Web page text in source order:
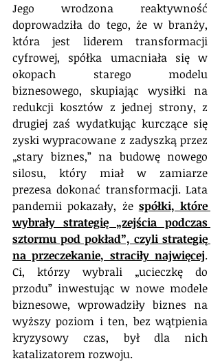
Jego wrodzona reaktywność
doprowadziła do tego, że w branży,
która jest liderem transformacji
cyfrowej, spółka umacniała się w
okopach starego modelu
biznesowego, skupiając wysiłki na
redukcji kosztów z jednej strony, z
drugiej zaś wydatkując kurczące się
zyski wypracowane z zadyszką przez
„stary biznes,” na budowę nowego
silosu, który miał w zamiarze
prezesa dokonać transformacji. Lata
pandemii pokazały, że spółki, które
wybrały strategię „zejścia podczas
sztormu pod pokład”, czyli strategię
na przeczekanie, straciły najwięcej.
Ci, którzy wybrali „ucieczkę do
przodu” inwestując w nowe modele
biznesowe, wprowadziły biznes na
wyższy poziom i ten, bez wątpienia
kryzysowy czas, był dla nich
katalizatorem rozwoju.